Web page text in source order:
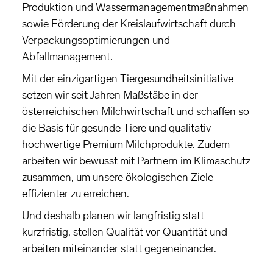
Produktion und Wassermanagementmaßnahmen
sowie Förderung der Kreislaufwirtschaft durch
Verpackungsoptimierungen und
Abfallmanagement.
Mit der einzigartigen Tiergesundheitsinitiative
setzen wir seit Jahren Maßstäbe in der
österreichischen Milchwirtschaft und schaffen so
die Basis für gesunde Tiere und qualitativ
hochwertige Premium Milchprodukte. Zudem
arbeiten wir bewusst mit Partnern im Klimaschutz
zusammen, um unsere ökologischen Ziele
effizienter zu erreichen.
Und deshalb planen wir langfristig statt
kurzfristig, stellen Qualität vor Quantität und
arbeiten miteinander statt gegeneinander.